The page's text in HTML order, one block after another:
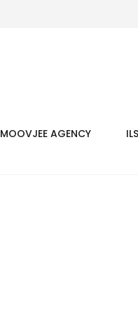
MOOVJEE AGENCY